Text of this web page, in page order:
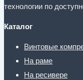
технологии по
Каталог
Винтовые
На раме
На ресивере